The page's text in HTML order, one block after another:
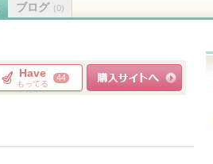
ブログ (0)
Have
もってる
44